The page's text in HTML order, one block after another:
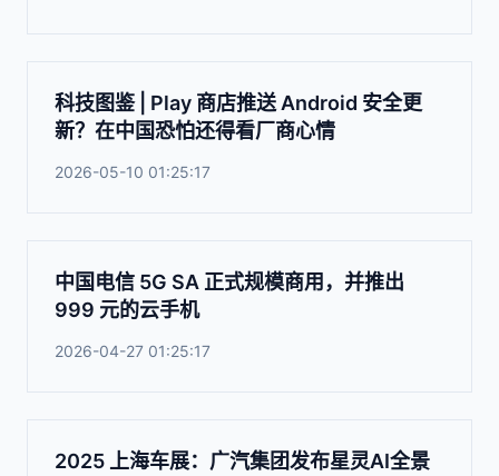
科技图鉴 | Play 商店推送 Android 安全更
新？在中国恐怕还得看厂商心情
2026-05-10 01:25:17
中国电信 5G SA 正式规模商用，并推出
999 元的云手机
2026-04-27 01:25:17
2025 上海车展：广汽集团发布星灵AI全景